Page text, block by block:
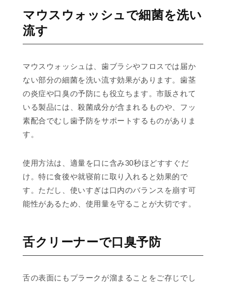
マウスウォッシュで細菌を洗い
流す
マウスウォッシュは、歯ブラシやフロスでは届か
ない部分の細菌を洗い流す効果があります。歯茎
の炎症や口臭の予防にも役立ちます。市販されて
いる製品には、殺菌成分が含まれるものや、フッ
素配合でむし歯予防をサポートするものがありま
す。
使用方法は、適量を口に含み30秒ほどすすぐだ
け。特に食後や就寝前に取り入れると効果的で
す。ただし、使いすぎは口内のバランスを崩す可
能性があるため、使用量を守ることが大切です。
舌クリーナーで口臭予防
舌の表面にもプラークが溜まることをご存じでし